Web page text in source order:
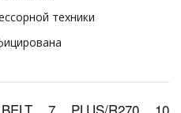
техники